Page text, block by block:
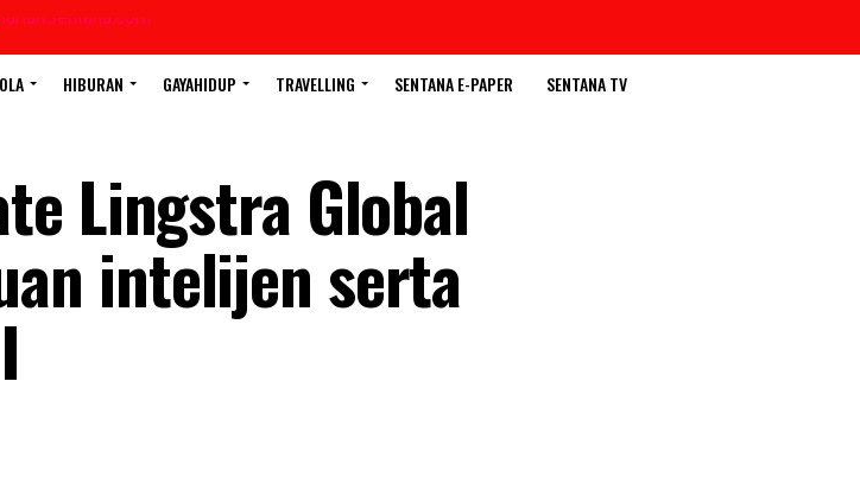
HIBURAN GAYAHIDUP TRAVELLING SENTANA E-PAPER SENTANA TV
Lingstra Global
intelijen serta